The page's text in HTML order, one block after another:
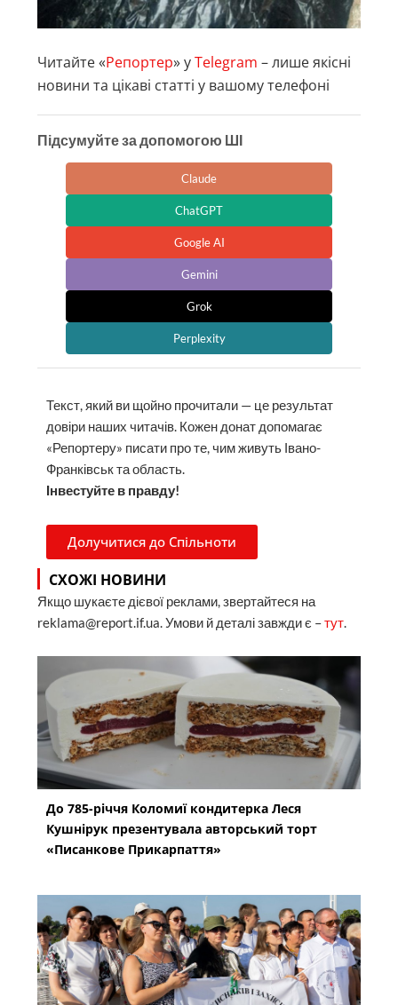
Читайте «Репортер» уTelegram – лише якісні
новини та цікаві статті у вашому телефоні
Підсумуйте за допомогою ШІ
Claude
ChatGPT
Google AI
Gemini
Grok
Perplexity
Текст, який ви щойно прочитали — це результат
довіри наших читачів. Кожен донат допомагає
«Репортеру» писати про те, чим живуть Івано-
Франківськ та область.
Інвестуйте в правду!
Долучитися до Спільноти
СХОЖІ НОВИНИ
Якщо шукаєте дієвої реклами, звертайтеся на
reklama@report.if.ua. Умови й деталі завжди є –тут.
До 785-річчя Коломиї кондитерка Леся
Кушнірук презентувала авторський торт
«Писанкове Прикарпаття»